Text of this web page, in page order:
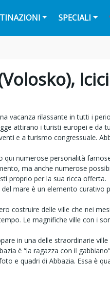
SPECIALI
rilassante in tutti i
attirano i turisti europei e da
e a turismo congressuale.
qui numerose personalità
ma anche numerose
proprio per la sua ricca offerta.
mare è un elemento curativo
costruire delle ville che nei
Le magnifiche ville con i
in una delle straordinarie
è “la ragazza con il
e quadri di Abbazia. Essa è